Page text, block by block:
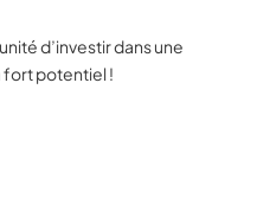
d’investir dans une
fort potentiel !